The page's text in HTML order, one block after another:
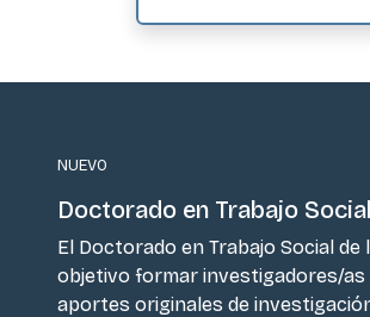
NUEVO
Doctorado en Trabajo Social
El Doctorado en Trabajo Social
objetivo formar investigadores/
aportes originales de